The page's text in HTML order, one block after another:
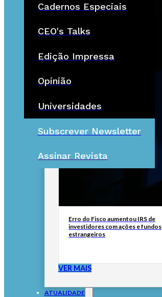
Cadernos Especiais
CEO's Talks
Edição Impressa
Opinião
Universidades
Subscrever Newsletter
Assinar Revista
Erro do Fisco aumentou IRS de
investidores com ações e fundos
estrangeiros
VER MAIS
ATUALIDADE